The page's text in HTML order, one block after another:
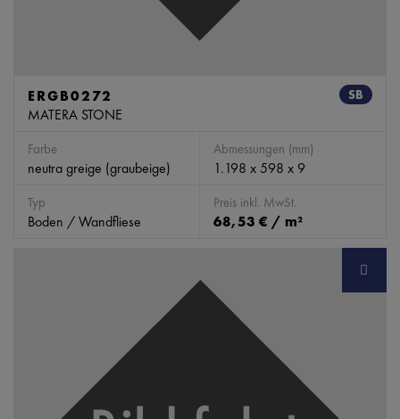
SB
ERGB0272
MATERA STONE
Farbe
neutra greige (graubeige)
Abmessungen (mm)
1.198 x 598 x 9
Typ
Boden / Wandfliese
Preis inkl. MwSt.
68,53 € / m²